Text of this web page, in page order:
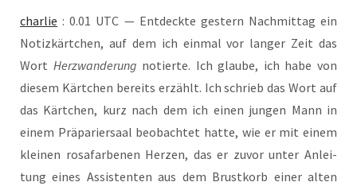
char­lie : 0.01 UTC — Ent­deck­te ges­tern Nach­mit­tag ein
Notiz­kärt­chen, auf dem ich ein­mal vor lan­ger Zeit das
Wort Herz­wan­de­rung notier­te. Ich glau­be, ich habe von
die­sem Kärt­chen bereits erzählt. Ich schrieb das Wort auf
das Kärt­chen, kurz nach dem ich einen jun­gen Mann in
einem Prä­pa­rier­saal beob­ach­tet hat­te, wie er mit einem
klei­nen rosa­far­be­nen Her­zen, das er zuvor unter Anlei­
tung eines Assis­ten­ten aus dem Brust­korb einer alten